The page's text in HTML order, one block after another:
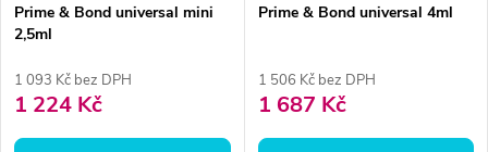
Prime & Bond universal mini
2,5ml
1 093 Kč bez DPH
1 224 Kč
Prime & Bond universal 4ml
1 506 Kč bez DPH
1 687 Kč